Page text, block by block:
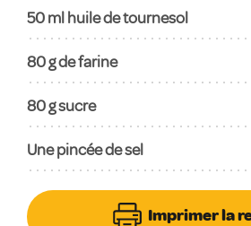
50ml huile de tournesol
80g de farine
80g sucre
Une pincée de sel
Imprimer la